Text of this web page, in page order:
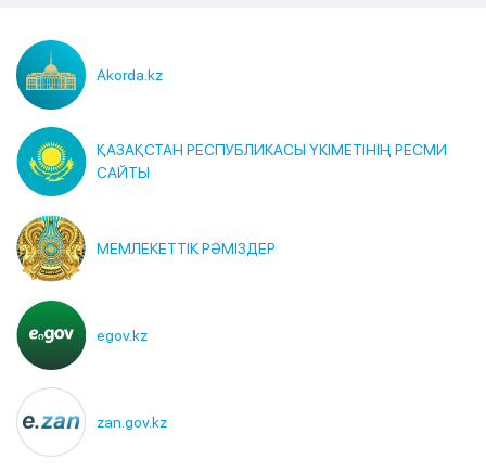
Akorda.kz
ҚАЗАҚСТАН РЕСПУБЛИКАСЫ ҮКІМЕТІНІҢ РЕСМИ
САЙТЫ
МЕМЛЕКЕТТІК РӘМІЗДЕР
egov.kz
zan.gov.kz